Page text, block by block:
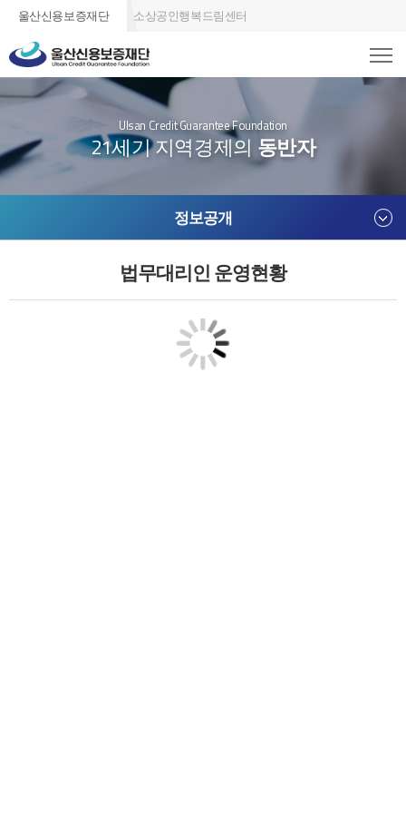
울산신용보증재단 소상공인행복드림센터
Ulsan Credit Guarantee Foundation
21세기 지역경제의 동반자
정보공개
법무대리인 운영현황